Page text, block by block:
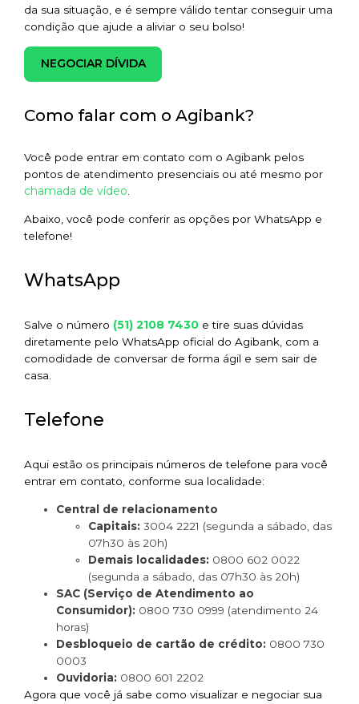
da sua situação, e é sempre válido tentar conseguir uma
condição que ajude a aliviar o seu bolso!
NEGOCIAR DÍVIDA
Como falar com o Agibank?
Você pode entrar em contato com o Agibank pelos
pontos de atendimento presenciais ou até mesmo por
chamada de vídeo
Abaixo, você pode conferir as opções por WhatsApp e
telefone!
WhatsApp
Salve o número (51) 2108 7430 e tire suas dúvidas
diretamente pelo WhatsApp oficial do Agibank, com a
comodidade de conversar de forma ágil e sem sair de
casa.
Telefone
Aqui estão os principais números de telefone para você
entrar em contato, conforme sua localidade:
Central de relacionamento
Capitais: 3004 2221 (segunda a sábado, das
07h30 às 20h)
Demais localidades: 0800 602 0022
(segunda a sábado, das 07h30 às 20h)
SAC (Serviço de Atendimento ao
Consumidor): 0800 730 0999 (atendimento 24
horas)
Desbloqueio de cartão de crédito: 0800 730
0003
Ouvidoria: 0800 601 2202
Agora que você já sabe como visualizar e negociar sua